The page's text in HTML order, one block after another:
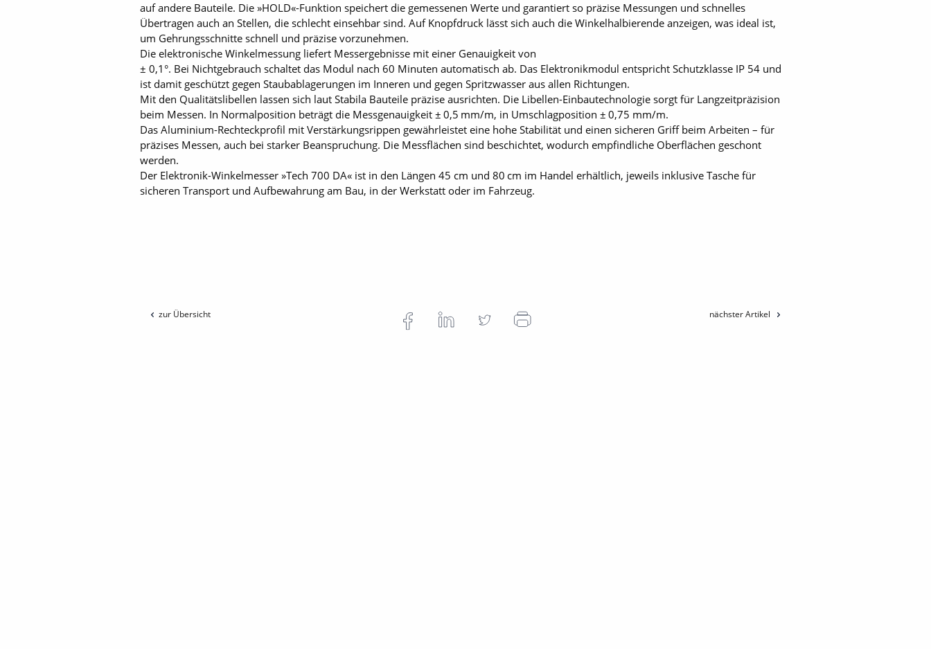
auf andere Bauteile. Die »HOLD«-Funktion speichert die gemessenen Werte und garantiert so präzise Messungen und schnelles
Übertragen auch an Stellen, die schlecht einsehbar sind. Auf Knopfdruck lässt sich auch die Winkelhalbierende anzeigen, was ideal ist,
um Gehrungsschnitte schnell und präzise vorzunehmen.
Die elektronische Winkelmessung liefert Messergebnisse mit einer Genauigkeit von
± 0,1°. Bei Nichtgebrauch schaltet das Modul nach 60 Minuten automatisch ab. Das Elektronikmodul entspricht Schutzklasse IP 54 und
ist damit geschützt gegen Staubablagerungen im Inneren und gegen Spritzwasser aus allen Richtungen.
Mit den Qualitätslibellen lassen sich laut Stabila Bauteile präzise ausrichten. Die Libellen-Einbautechnologie sorgt für Langzeitpräzision
beim Messen. In Normalposition beträgt die Messgenauigkeit ± 0,5 mm/m, in Umschlagposition ± 0,75 mm/m.
Das Aluminium-Rechteckprofil mit Verstärkungsrippen gewährleistet eine hohe Stabilität und einen sicheren Griff beim Arbeiten – für
präzises Messen, auch bei starker Beanspruchung. Die Messflächen sind beschichtet, wodurch empfindliche Oberflächen geschont
werden.
Der Elektronik-Winkelmesser »Tech 700 DA« ist in den Längen 45 cm und 80 cm im Handel erhältlich, jeweils inklusive Tasche für
sicheren Transport und Aufbewahrung am Bau, in der Werkstatt oder im Fahrzeug.
zur Übersicht nächster Artikel